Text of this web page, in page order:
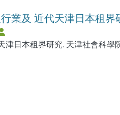
業及 近代天津日本租界
津日本租界研究. 天津社會科